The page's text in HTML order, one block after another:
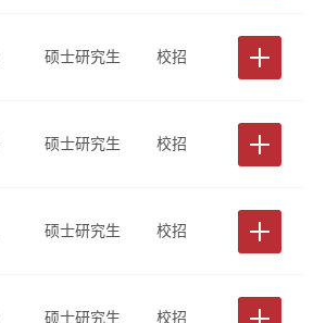
硕士研究生 校招
硕士研究生 校招
硕士研究生 校招
硕士研究生 校招